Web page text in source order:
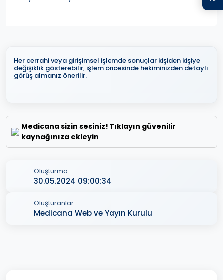
Her cerrahi veya girişimsel işlemde sonuçlar kişiden kişiye
değişiklik gösterebilir, işlem öncesinde hekiminizden detaylı
görüş almanız önerilir.
Medicana sizin sesiniz! Tıklayın güvenilir
kaynağınıza ekleyin
Oluşturma
30.05.2024 09:00:34
Oluşturanlar
Medicana Web ve Yayın Kurulu